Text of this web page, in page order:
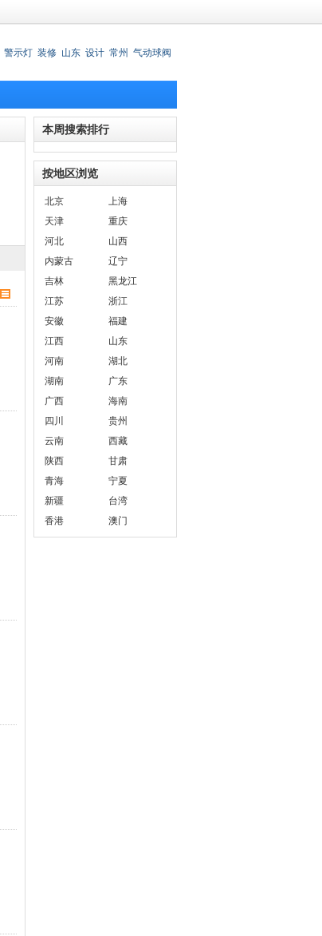
警示灯 装修 山东 设计 常州 气动球阀
本周搜索排行
按地区浏览
北京
上海
天津
重庆
河北
山西
内蒙古
辽宁
吉林
黑龙江
江苏
浙江
安徽
福建
江西
山东
河南
湖北
湖南
广东
广西
海南
四川
贵州
云南
西藏
陕西
甘肃
青海
宁夏
新疆
台湾
香港
澳门